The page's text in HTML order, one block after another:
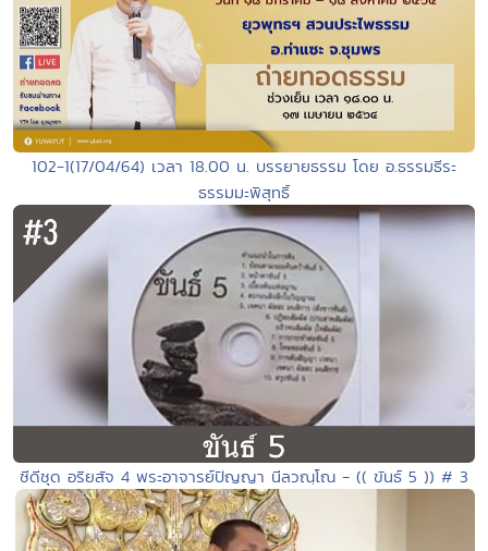
102-1(17/04/64) เวลา 18.00 น. บรรยายธรรม โดย อ.ธรรมธีระ
ธรรมมะพิสุทธิ์
ซีดีชุด อริยสัจ 4 พระอาจารย์ปัญญา นีลวณฺโณ - (( ขันธ์ 5 )) # 3